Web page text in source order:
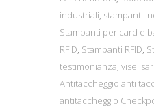
industriali, stampanti
Stampanti per card e
RFID, Stampanti RFID,
testimonianza, visel
Antitaccheggio anti
antitaccheggio